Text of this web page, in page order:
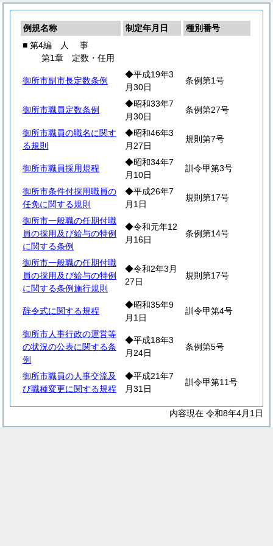
例規名称 制定年月日
種別番号
■ 第4編
人 事
第1章 定数・任用
御所市副市長定数条例
◆平成19年3
月30日
条例第1号
御所市職員定数条例
◆昭和33年7
月30日
条例第27号
御所市職員の職名に関す
る規則
◆昭和46年3
月27日
規則第7号
御所市職員採用規程
◆昭和34年7
月10日
訓令甲第3号
御所市条件付採用職員の
任免に関する規則
◆平成26年7
月1日
規則第17号
御所市一般職の任期付職
員の採用及び給与の特例
に関する条例
◆令和元年12
月16日
条例第14号
御所市一般職の任期付職
員の採用及び給与の特例
に関する条例施行規則
◆令和2年3月
27日
規則第17号
辞令式に関する規程
◆昭和35年9
月1日
訓令甲第4号
御所市人事行政の運営等
の状況の公表に関する条
例
◆平成18年3
月24日
条例第5号
御所市職員の人事交流及
び職種変更に関する規程
◆平成21年7
月31日
訓令甲第11号
内容現在 令和8年4月1日